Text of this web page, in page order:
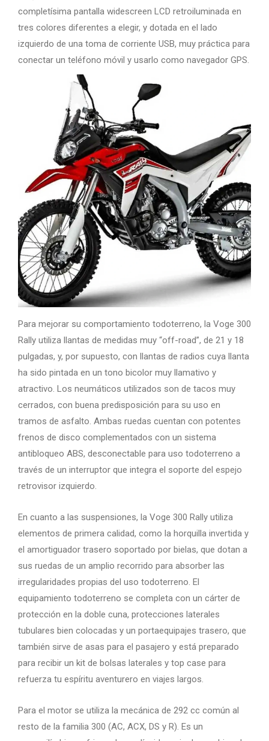
completísima pantalla widescreen LCD retroiluminada en
tres colores diferentes a elegir, y dotada en el lado
izquierdo de una toma de corriente USB, muy práctica para
conectar un teléfono móvil y usarlo como navegador GPS.
Para mejorar su comportamiento todoterreno, la Voge 300
Rally utiliza llantas de medidas muy “off-road”, de 21 y 18
pulgadas, y, por supuesto, con llantas de radios cuya llanta
ha sido pintada en un tono bicolor muy llamativo y
atractivo. Los neumáticos utilizados son de tacos muy
cerrados, con buena predisposición para su uso en
tramos de asfalto. Ambas ruedas cuentan con potentes
frenos de disco complementados con un sistema
antibloqueo ABS, desconectable para uso todoterreno a
través de un interruptor que integra el soporte del espejo
retrovisor izquierdo.
En cuanto a las suspensiones, la Voge 300 Rally utiliza
elementos de primera calidad, como la horquilla invertida y
el amortiguador trasero soportado por bielas, que dotan a
sus ruedas de un amplio recorrido para absorber las
irregularidades propias del uso todoterreno. El
equipamiento todoterreno se completa con un cárter de
protección en la doble cuna, protecciones laterales
tubulares bien colocadas y un portaequipajes trasero, que
también sirve de asas para el pasajero y está preparado
para recibir un kit de bolsas laterales y top case para
refuerza tu espíritu aventurero en viajes largos.
Para el motor se utiliza la mecánica de 292 cc común al
resto de la familia 300 (AC, ACX, DS y R). Es un